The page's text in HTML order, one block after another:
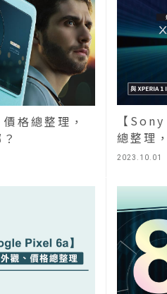
格總整理，
2023.10.01
【
總整理